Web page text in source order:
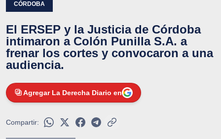
CÓRDOBA
El ERSEP y la Justicia de Córdoba
intimaron a Colón Punilla S.A. a
frenar los cortes y convocaron a una
audiencia.
Agregar La Derecha Diario en
Compartir: